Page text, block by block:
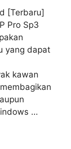
[Terbaru]
Pro Sp3
yang dapat
kawan
…